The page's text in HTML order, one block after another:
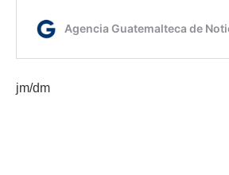
jm/dm